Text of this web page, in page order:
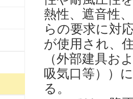
熱性、遮音性
らの要求に対
が使用され、
（外部建具お
吸気口等））
る。